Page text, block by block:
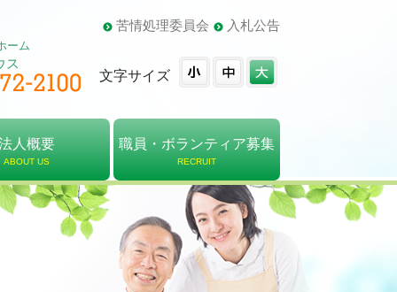
苦情処理委員会 入札公告
ーム
ス
文字サイズ
人概要
ABOUT US
組織図
告書
職員・ボランティア募集
RECRUIT